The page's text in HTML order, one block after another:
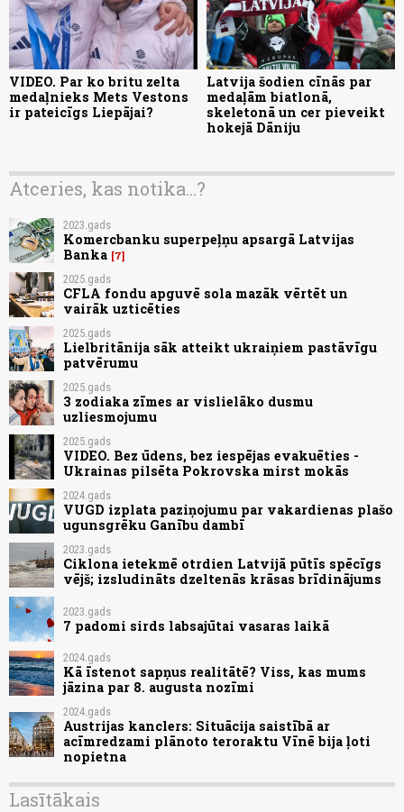
VIDEO. Par ko britu zelta
medaļnieks Mets Vestons
ir pateicīgs Liepājai?
Latvija šodien cīnās par
medaļām biatlonā,
skeletonā un cer pieveikt
hokejā Dāniju
Atceries, kas notika...?
2023.gads
Komercbanku superpeļņu apsargā Latvijas
Banka 7
2025.gads
CFLA fondu apguvē sola mazāk vērtēt un
vairāk uzticēties
2025.gads
Lielbritānija sāk atteikt ukraiņiem pastāvīgu
patvērumu
2025.gads
3 zodiaka zīmes ar vislielāko dusmu
uzliesmojumu
2025.gads
VIDEO. Bez ūdens, bez iespējas evakuēties -
Ukrainas pilsēta Pokrovska mirst mokās
2024.gads
VUGD izplata paziņojumu par vakardienas plašo
ugunsgrēku Ganību dambī
2023.gads
Ciklona ietekmē otrdien Latvijā pūtīs spēcīgs
vējš; izsludināts dzeltenās krāsas brīdinājums
2023.gads
7 padomi sirds labsajūtai vasaras laikā
2024.gads
Kā īstenot sapņus realitātē? Viss, kas mums
jāzina par 8. augusta nozīmi
2024.gads
Austrijas kanclers: Situācija saistībā ar
acīmredzami plānoto teroraktu Vīnē bija ļoti
nopietna
Lasītākais